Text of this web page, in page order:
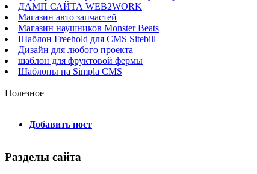
ДАМП САЙТА WEB2WORK
Магазин авто запчастей
Магазин наушников Monster Beats
Шаблон Freehold для CMS Sitebill
Дизайн для любого проекта
шаблон для фруктовой фермы
Шаблоны на Simpla CMS
Полезное
Добавить пост
Разделы сайта